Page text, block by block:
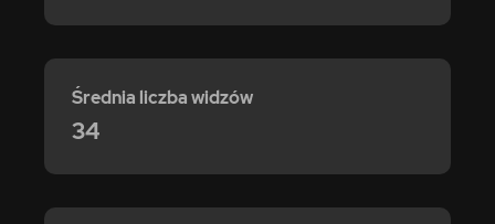
Średnia liczba widzów
34